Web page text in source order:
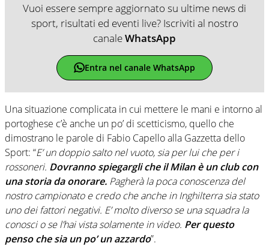
Vuoi essere sempre aggiornato su ultime news di
sport, risultati ed eventi live? Iscriviti al nostro
canaleWhatsApp
Entra nel canale WhatsApp
Una situazione complicata in cui mettere le mani e intorno al
portoghese c’è anche un po’ di scetticismo, quello che
dimostrano le parole di Fabio Capello alla Gazzetta dello
Sport: “E’ un doppio salto nel vuoto, sia per lui che per i
rossoneri. Dovranno spiegargli che il Milan è un club con
una storia da onorare. Pagherà la poca conoscenza del
nostro campionato e credo che anche in Inghilterra sia stato
uno dei fattori negativi. E’ molto diverso se una squadra la
conosci o se l’hai vista solamente in video. Per questo
penso che sia un po’ un azzardo”.